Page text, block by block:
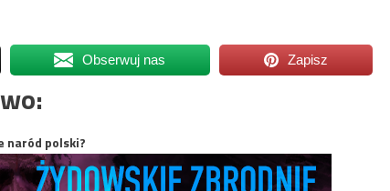
Obserwuj nas Zapisz
naród polski?